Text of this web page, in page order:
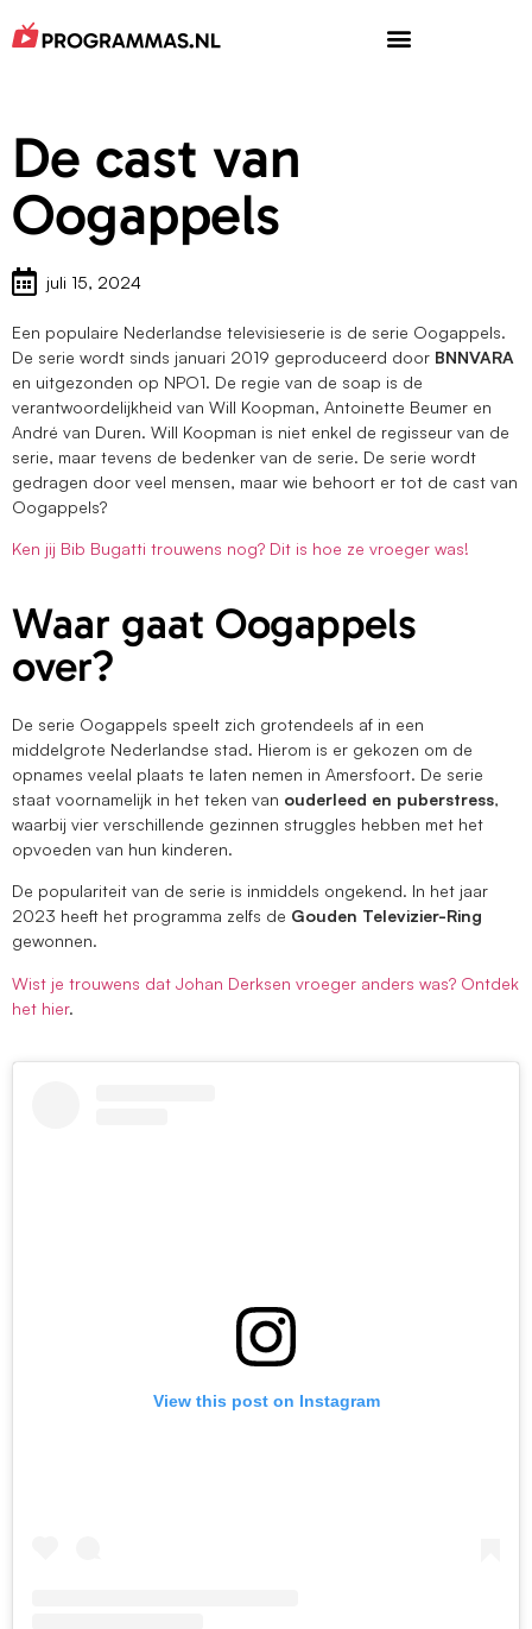
De cast van
Oogappels
juli 15, 2024
Een populaire Nederlandse televisieserie is de serie Oogappels.
De serie wordt sinds januari 2019 geproduceerd door BNNVARA
en uitgezonden op NPO1. De regie van de soap is de
verantwoordelijkheid van Will Koopman, Antoinette Beumer en
André van Duren. Will Koopman is niet enkel de regisseur van de
serie, maar tevens de bedenker van de serie. De serie wordt
gedragen door veel mensen, maar wie behoort er tot de cast van
Oogappels?
Ken jij Bib Bugatti trouwens nog? Dit is hoe ze vroeger was!
Waar gaat Oogappels
over?
De serie Oogappels speelt zich grotendeels af in een
middelgrote Nederlandse stad. Hierom is er gekozen om de
opnames veelal plaats te laten nemen in Amersfoort. De serie
staat voornamelijk in het teken van ouderleed en puberstress,
waarbij vier verschillende gezinnen struggles hebben met het
opvoeden van hun kinderen.
De populariteit van de serie is inmiddels ongekend. In het jaar
2023 heeft het programma zelfs de Gouden Televizier-Ring
gewonnen.
Wist je trouwens dat Johan Derksen vroeger anders was? Ontdek
het hier.
View this post on Instagram